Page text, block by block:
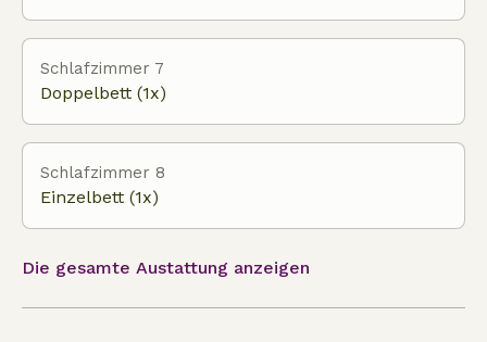
Schlafzimmer 7
Doppelbett (1x)
Schlafzimmer 8
Einzelbett (1x)
Die gesamte Austattung anzeigen